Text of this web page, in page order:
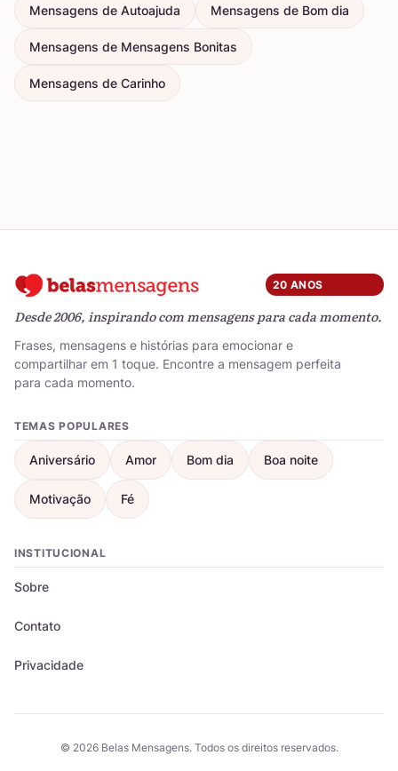
Mensagens de Autoajuda Mensagens de Bom dia
Mensagens de Mensagens Bonitas
Mensagens de Carinho
20 ANOS
Desde 2006, inspirando com mensagens para cada momento.
Frases, mensagens e histórias para emocionar e
compartilhar em 1 toque. Encontre a mensagem perfeita
para cada momento.
TEMAS POPULARES
Aniversário Amor Bom dia Boa noite
Motivação Fé
INSTITUCIONAL
Sobre
Contato
Privacidade
© 2026 Belas Mensagens. Todos os direitos reservados.